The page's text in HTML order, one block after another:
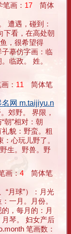
画： 17 简体
遭遇，碰到：
下看，在高处朝
，很希望得
摹仿字画：临
临政。 姓。
： 11 简体笔
网 m.taijiyu.n
郊野。 界限，
朝”相对：朝
貌：野蛮。粗
心玩儿野了。
生。野兽。野
画： 4 简体笔
“月球”）：月光
一月。月份。
，每月的：月
琴。 妇女产后
笔画数：